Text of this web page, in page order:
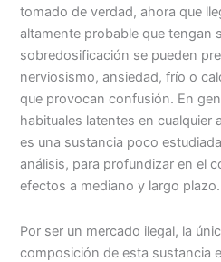
tomado de verdad, ahora que
altamente probable que tengan
sobredosificación se pueden
nerviosismo, ansiedad, frío o
que provocan confusión. En
habituales latentes en cualquier
es una sustancia poco
análisis, para profundizar en el
efectos a mediano y largo plazo.
Por ser un mercado ilegal, la
composición de esta sustancia